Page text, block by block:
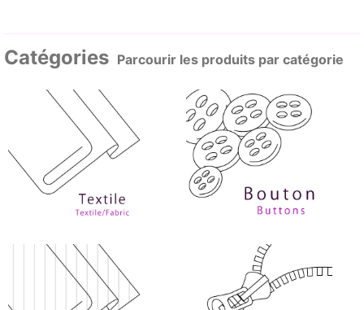
Catégories Parcourir les produits par catégorie